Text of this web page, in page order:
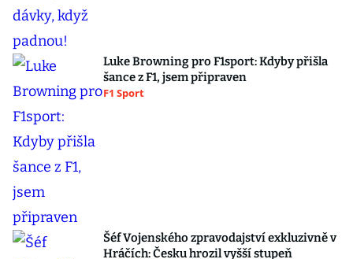
Luke Browning pro F1sport: Kdyby přišla
šance z F1, jsem připraven
F1 Sport
Šéf Vojenského zpravodajství exkluzivně v
Hráčích: Česku hrozil vyšší stupeň